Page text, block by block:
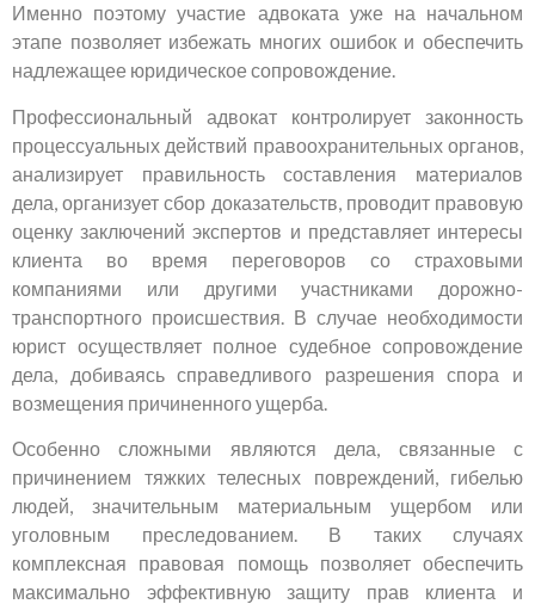
Именно поэтому участие адвоката уже на начальном
этапе позволяет избежать многих ошибок и обеспечить
надлежащее юридическое сопровождение.
Профессиональный адвокат контролирует законность
процессуальных действий правоохранительных органов,
анализирует правильность составления материалов
дела, организует сбор доказательств, проводит правовую
оценку заключений экспертов и представляет интересы
клиента во время переговоров со страховыми
компаниями или другими участниками дорожно-
транспортного происшествия. В случае необходимости
юрист осуществляет полное судебное сопровождение
дела, добиваясь справедливого разрешения спора и
возмещения причиненного ущерба.
Особенно сложными являются дела, связанные с
причинением тяжких телесных повреждений, гибелью
людей, значительным материальным ущербом или
уголовным преследованием. В таких случаях
комплексная правовая помощь позволяет обеспечить
максимально эффективную защиту прав клиента и